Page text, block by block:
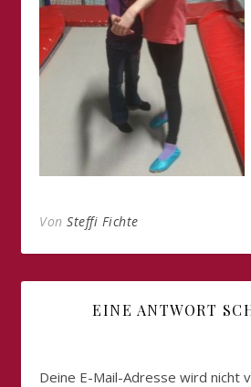
Von Steffi Fichte
EINE ANTWORT
Deine E-Mail-Adresse wird nicht